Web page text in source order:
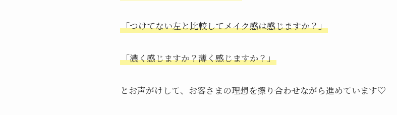
「つけてない左と比較してメイク感は感じますか？」
「濃く感じますか？薄く感じますか？」
とお声がけして、お客さまの理想を擦り合わせながら進めています♡